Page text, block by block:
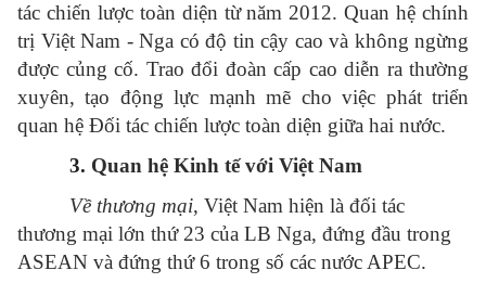
tác chiến lược toàn diện từ năm 2012. Quan hệ chính
trị Việt Nam - Nga có độ tin cậy cao và không ngừng
được củng cố. Trao đổi đoàn cấp cao diễn ra thường
xuyên, tạo động lực mạnh mẽ cho việc phát triển
quan hệ Đối tác chiến lược toàn diện giữa hai nước.
3. Quan hệ Kinh tế với Việt Nam
Về thương mại, Việt Nam hiện là đối tác
thương mại lớn thứ 23 của LB Nga, đứng đầu trong
ASEAN và đứng thứ 6 trong số các nước APEC.